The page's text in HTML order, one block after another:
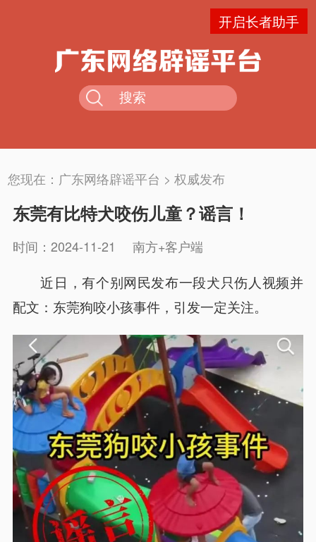
开启长者助手
您现在： 广东网络辟谣平台 >权威发布
东莞有比特犬咬伤儿童？谣言！
时间：2024-11-21 南方+客户端
近日，有个别网民发布一段犬只伤人视频并
配文：东莞狗咬小孩事件，引发一定关注。